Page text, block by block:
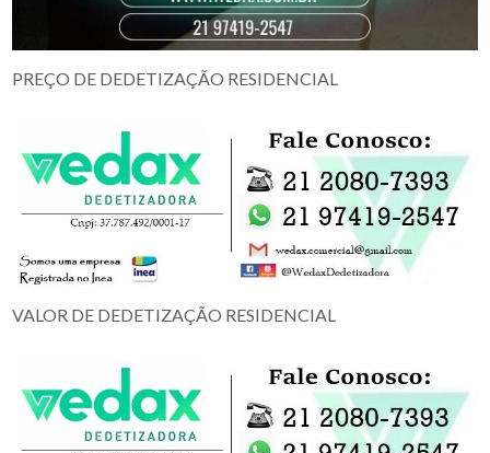
PREÇO DE DEDETIZAÇÃO RESIDENCIAL
VALOR DE DEDETIZAÇÃO RESIDENCIAL